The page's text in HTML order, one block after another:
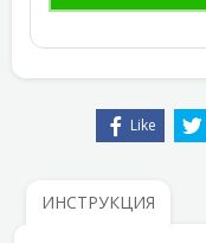
Like
ИНСТРУКЦИЯ